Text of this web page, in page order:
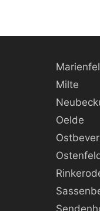
Milte
Oelde